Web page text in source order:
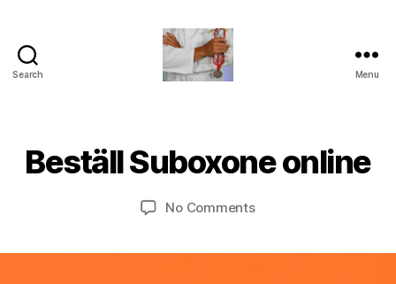
Search Menu
Categories
O
Beställ Suboxone online
p
t
y
2
2
2
No Commentson